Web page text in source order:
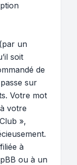
un
soit
de
sur
Votre mot
votre
»,
à
ou à un